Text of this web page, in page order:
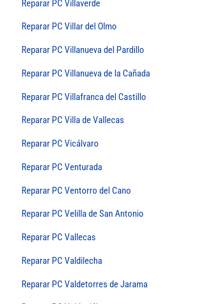
Reparar PC Villaverde
Reparar PC Villar del Olmo
Reparar PC Villanueva del Pardillo
Reparar PC Villanueva de la Cañada
Reparar PC Villafranca del Castillo
Reparar PC Villa de Vallecas
Reparar PC Vicálvaro
Reparar PC Venturada
Reparar PC Ventorro del Cano
Reparar PC Velilla de San Antonio
Reparar PC Vallecas
Reparar PC Valdilecha
Reparar PC Valdetorres de Jarama